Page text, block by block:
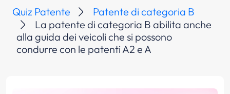
Quiz Patente
Patente di categoria B
La patente di categoria B abilita anche
alla guida dei veicoli che si possono
condurre con le patenti A2 e A